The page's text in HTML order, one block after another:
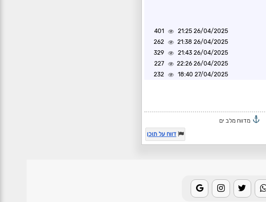
26/04/2025 21:25
401
26/04/2025 21:38
262
26/04/2025 21:43
329
26/04/2025 22:26
227
27/04/2025 18:40
232
מדווח מלב ים
דווח על תוכן